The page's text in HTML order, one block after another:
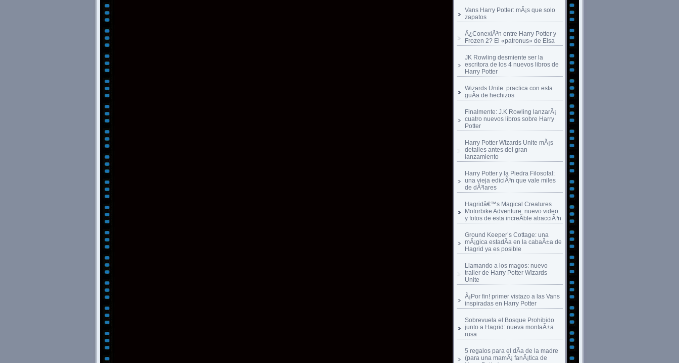
Vans Harry Potter: mÃ¡s que solo
zapatos
Â¿ConexiÃ³n entre Harry Potter y
Frozen 2? El «patronus» de Elsa
JK Rowling desmiente ser la
escritora de los 4 nuevos libros de
Harry Potter
Wizards Unite: practica con esta
guÃ­a de hechizos
Finalmente: J.K Rowling lanzarÃ¡
cuatro nuevos libros sobre Harry
Potter
Harry Potter Wizards Unite mÃ¡s
detalles antes del gran
lanzamiento
Harry Potter y la Piedra Filosofal:
una vieja ediciÃ³n que vale miles
de dÃ³lares
Hagridâ€™s Magical Creatures
Motorbike Adventure: nuevo video
y fotos de esta increÃ­ble atracciÃ³n
Ground Keeper’s Cottage: una
mÃ¡gica estadÃ­a en la cabaÃ±a de
Hagrid ya es posible
Llamando a los magos: nuevo
trailer de Harry Potter Wizards
Unite
Â¡Por fin! primer vistazo a las Vans
inspiradas en Harry Potter
Sobrevuela el Bosque Prohibido
junto a Hagrid: nueva montaÃ±a
rusa
5 regalos para el dÃ­a de la madre
(para una mamÃ¡ fanÃ¡tica de